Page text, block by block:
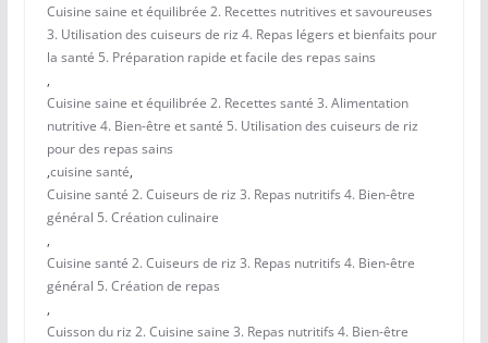
Cuisine saine et équilibrée 2. Recettes nutritives et savoureuses
3. Utilisation des cuiseurs de riz 4. Repas légers et bienfaits pour
la santé 5. Préparation rapide et facile des repas sains
,
Cuisine saine et équilibrée 2. Recettes santé 3. Alimentation
nutritive 4. Bien-être et santé 5. Utilisation des cuiseurs de riz
pour des repas sains
,cuisine santé,
Cuisine santé 2. Cuiseurs de riz 3. Repas nutritifs 4. Bien-être
général 5. Création culinaire
,
Cuisine santé 2. Cuiseurs de riz 3. Repas nutritifs 4. Bien-être
général 5. Création de repas
,
Cuisson du riz 2. Cuisine saine 3. Repas nutritifs 4. Bien-être